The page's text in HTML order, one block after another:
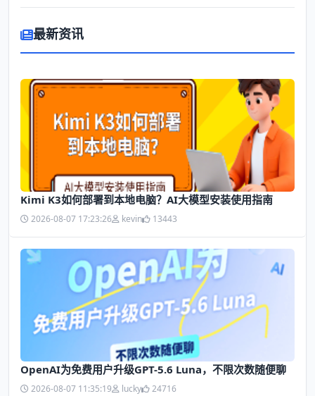
最新资讯
Kimi K3如何部署到本地电脑？AI大模型安装使用指南
2026-08-07 17:23:26 kevin 13443
OpenAI为免费用户升级GPT-5.6 Luna，不限次数随便聊
2026-08-07 11:35:19 lucky 24716